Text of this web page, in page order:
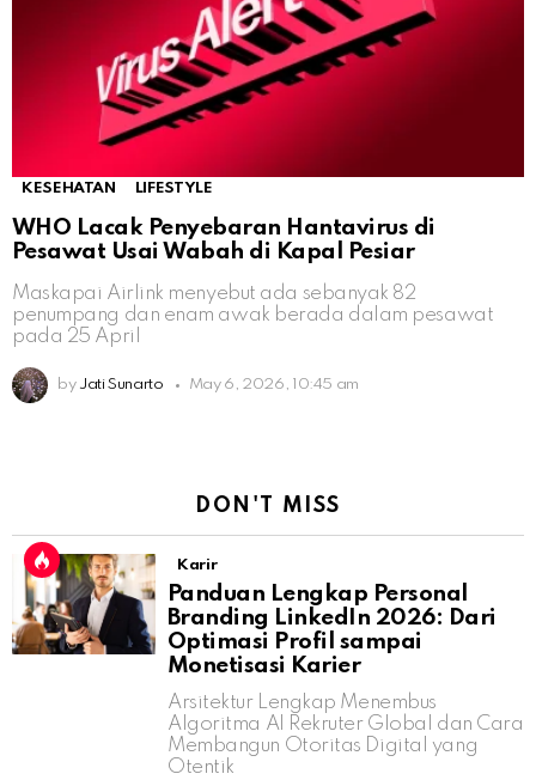
KESEHATAN LIFESTYLE
WHO Lacak Penyebaran Hantavirus di
Pesawat Usai Wabah di Kapal Pesiar
Maskapai Airlink menyebut ada sebanyak 82
penumpang dan enam awak berada dalam pesawat
pada 25 April
by Jati Sunarto May 6, 2026, 10:45 am
DON'T MISS
Karir
Panduan Lengkap Personal
Branding LinkedIn 2026: Dari
Optimasi Profil sampai
Monetisasi Karier
Arsitektur Lengkap Menembus
Algoritma AI Rekruter Global dan Cara
Membangun Otoritas Digital yang
Otentik